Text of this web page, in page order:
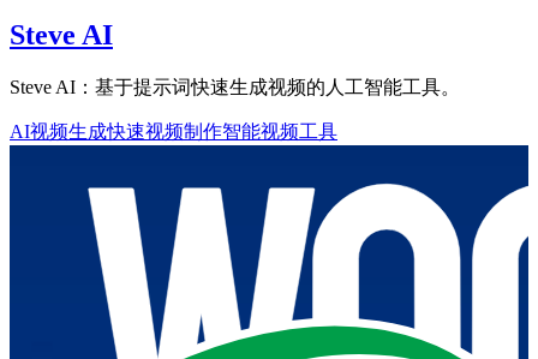
Steve AI
Steve AI：基于提示词快速生成视频的人工智能工具。
AI视频生成快速视频制作智能视频工具